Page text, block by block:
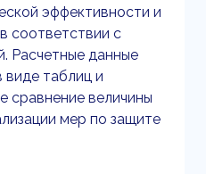
эффективности и
соответствии с
Расчетные данные
виде таблиц и
величины
мер по защите